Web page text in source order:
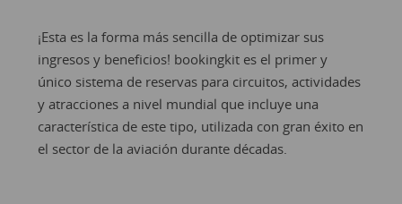
¡Esta es la forma más sencilla de optimizar sus
ingresos y beneficios! bookingkit es el primer y
único sistema de reservas para circuitos, actividades
y atracciones a nivel mundial que incluye una
característica de este tipo, utilizada con gran éxito en
el sector de la aviación durante décadas.